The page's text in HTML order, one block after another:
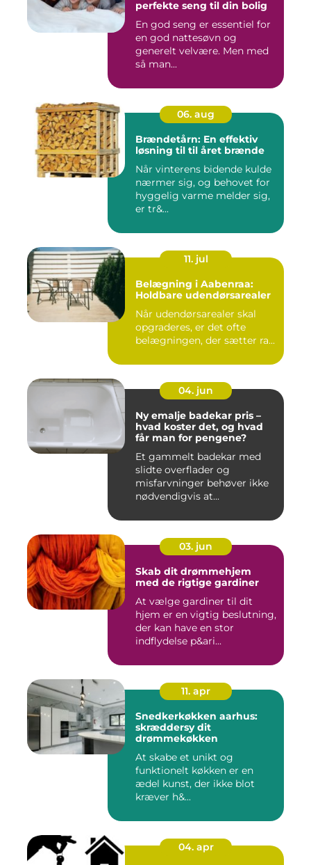
perfekte seng til din bolig
En god seng er essentiel for
en god nattesøvn og
generelt velvære. Men med
så man...
06. aug
Brændetårn: En effektiv
løsning til til året brænde
Når vinterens bidende kulde
nærmer sig, og behovet for
hyggelig varme melder sig,
er tr&...
11. jul
Belægning i Aabenraa:
Holdbare udendørsarealer
Når udendørsarealer skal
opgraderes, er det ofte
belægningen, der sætter ra...
04. jun
Ny emalje badekar pris –
hvad koster det, og hvad
får man for pengene?
Et gammelt badekar med
slidte overflader og
misfarvninger behøver ikke
nødvendigvis at...
03. jun
Skab dit drømmehjem
med de rigtige gardiner
At vælge gardiner til dit
hjem er en vigtig beslutning,
der kan have en stor
indflydelse p&ari...
11. apr
Snedkerkøkken aarhus:
skræddersy dit
drømmekøkken
At skabe et unikt og
funktionelt køkken er en
ædel kunst, der ikke blot
kræver h&...
04. apr